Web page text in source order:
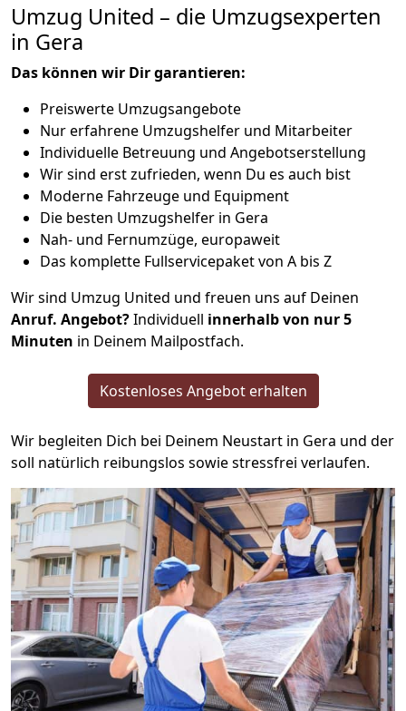
Umzug United – die Umzugsexperten
in Gera
Das können wir Dir garantieren:
Preiswerte Umzugsangebote
Nur erfahrene Umzugshelfer und Mitarbeiter
Individuelle Betreuung und Angebotserstellung
Wir sind erst zufrieden, wenn Du es auch bist
Moderne Fahrzeuge und Equipment
Die besten Umzugshelfer in Gera
Nah- und Fernumzüge, europaweit
Das komplette Fullservicepaket von A bis Z
Wir sind Umzug United und freuen uns auf Deinen
Anruf. Angebot?Individuell innerhalb von nur 5
Minuten in Deinem Mailpostfach.
Kostenloses Angebot erhalten
Wir begleiten Dich bei Deinem Neustart in Gera und der
soll natürlich reibungslos sowie stressfrei verlaufen.